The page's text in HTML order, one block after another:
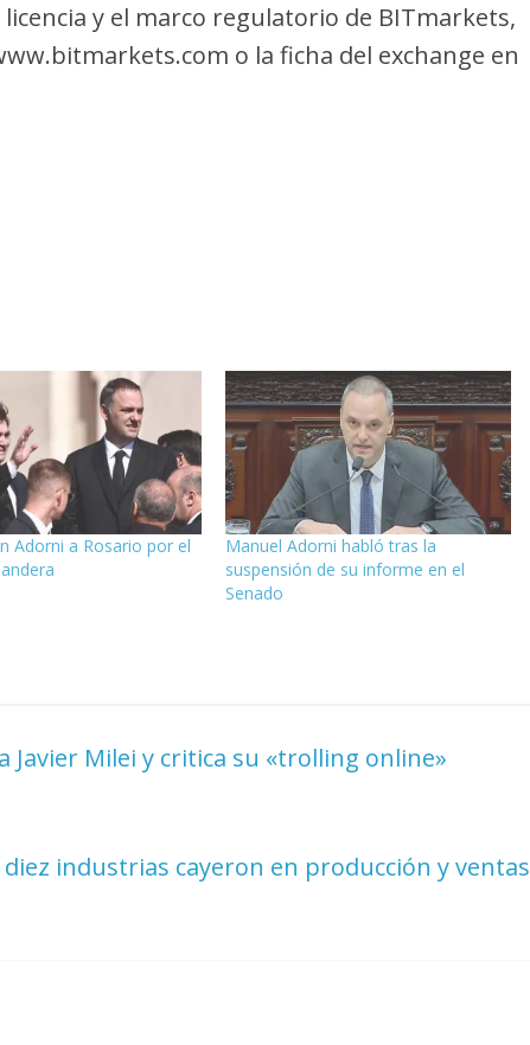
y el marco regulatorio de BITmarkets,
o la ficha del exchange en
Adorni a Rosario por el
Manuel Adorni habló tras la
suspensión de su informe en el
Senado
Javier Milei y critica su «trolling online»
industrias cayeron en producción y ventas